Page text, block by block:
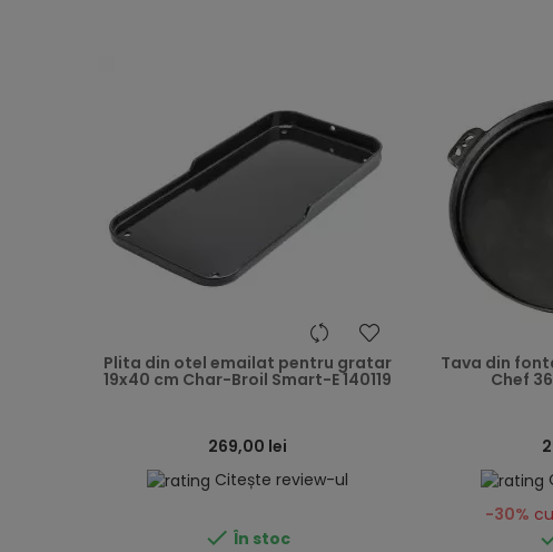
heart
Plita din otel emailat pentru gratar
19x40 cm Char-Broil Smart-E 140119
269,00 lei
Citește review-ul
 În stoc
Tava din
Chef
-30%